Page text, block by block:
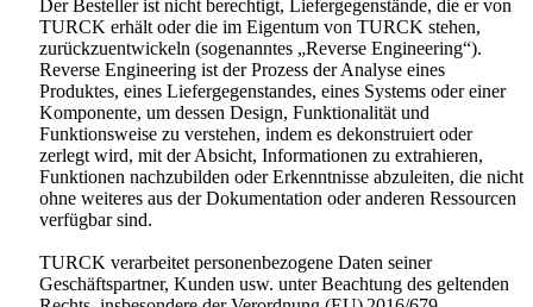
Der Besteller ist nicht berechtigt, Liefergegenstände, die er von
TURCK erhält oder die im Eigentum von TURCK stehen,
zurückzuentwickeln (sogenanntes „Reverse Engineering“).
Reverse Engineering ist der Prozess der Analyse eines
Produktes, eines Liefergegenstandes, eines Systems oder einer
Komponente, um dessen Design, Funktionalität und
Funktionsweise zu verstehen, indem es dekonstruiert oder
zerlegt wird, mit der Absicht, Informationen zu extrahieren,
Funktionen nachzubilden oder Erkenntnisse abzuleiten, die nicht
ohne weiteres aus der Dokumentation oder anderen Ressourcen
verfügbar sind.
TURCK verarbeitet personenbezogene Daten seiner
Geschäftspartner, Kunden usw. unter Beachtung des geltenden